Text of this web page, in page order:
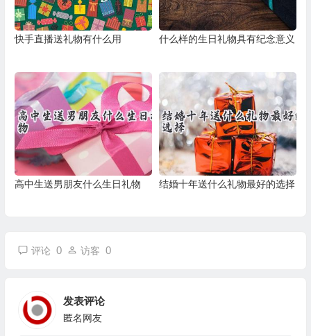
快手直播送礼物有什么用 什么样的生日礼物具有纪念意义
高中生送男朋友什么生日礼物 结婚十年送什么礼物最好的选择
评论 0 访客 0
发表评论
匿名网友